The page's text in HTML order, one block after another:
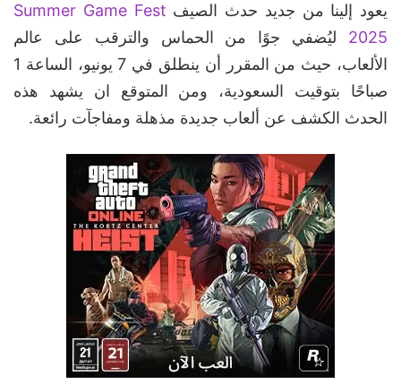
يعود إلينا من جديد حدث الصيف Summer Game Fest
2025
ليُضفي جوًا من الحماس والترقب على عالم
الألعاب، حيث من المقرر أن ينطلق في 7 يونيو، الساعة 1
صباحًا بتوقيت السعودية، ومن المتوقع ان يشهد هذه
الحدث الكشف عن ألعاب جديدة مذهلة ومفاجآت رائعة.